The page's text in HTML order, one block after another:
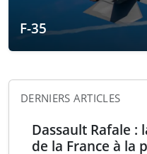
F-35
DERNIERS ARTICLES
Dassault Rafale :
de la France à la